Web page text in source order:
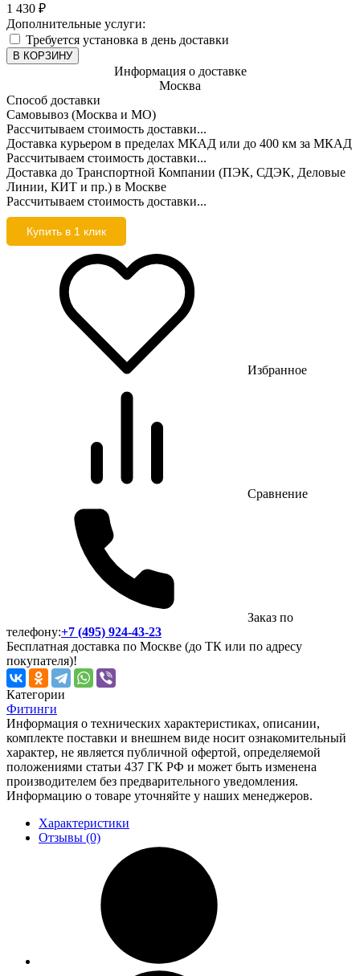
1 430 ₽
Дополнительные услуги:
Требуется установка в день доставки
В КОРЗИНУ
Информация о доставке
Москва
Способ доставки
Самовывоз (Москва и МО)
Рассчитываем стоимость доставки...
Доставка курьером в пределах МКАД или до 400 км за МКАД
Рассчитываем стоимость доставки...
Доставка до Транспортной Компании (ПЭК, СДЭК, Деловые
Линии, КИТ и пр.) в Москве
Рассчитываем стоимость доставки...
Купить в 1 клик
Избранное
Сравнение
Заказ по
телефону:+7 (495) 924-43-23
Бесплатная доставка по Москве (до ТК или по адресу
покупателя)!
Категории
Фитинги
Информация о технических характеристиках, описании,
комплекте поставки и внешнем виде носит ознакомительный
характер, не является публичной офертой, определяемой
положениями статьи 437 ГК РФ и может быть изменена
производителем без предварительного уведомления.
Информацию о товаре уточняйте у наших менеджеров.
Характеристики
Отзывы (0)